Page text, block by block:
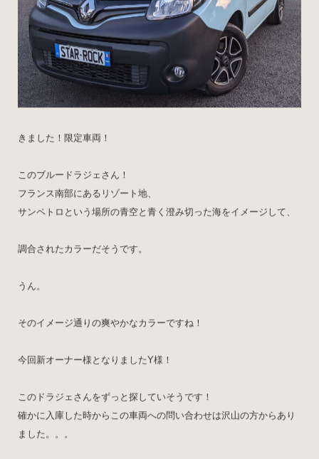
きました！限定車両！
このブルードラジェさん！
フランス南部にあるリゾート地、
サンペトロという場所の青空と青く澄み切った海をイメージして、
調合されたカラーだそうです。
うん。
そのイメージ通りの爽やかなカラーですね！
今回新オーナー様となりましたY様！
このドラジェさんをずっと探していそうです！
確かに入庫した時からこの車両への問い合わせは沢山の方からあり
ました。。。